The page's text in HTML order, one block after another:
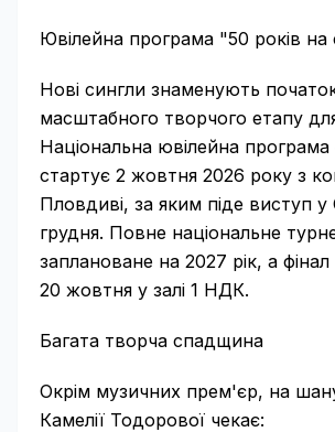
Ювілейна програма "50 років на
Нові сингли знаменують
масштабного творчого етапу
Національна ювілейна програма
стартує 2 жовтня 2026 року з
Пловдиві, за яким піде виступ у
грудня. Повне національне
заплановане на 2027 рік, а фінал
20 жовтня у залі 1 НДК.
Багата творча спадщина
Окрім музичних прем'єр, на
Камелії Тодорової чекає: